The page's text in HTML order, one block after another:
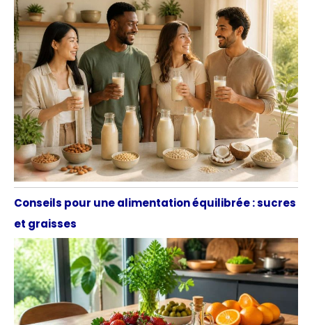
Conseils pour une alimentation équilibrée : sucres
et graisses